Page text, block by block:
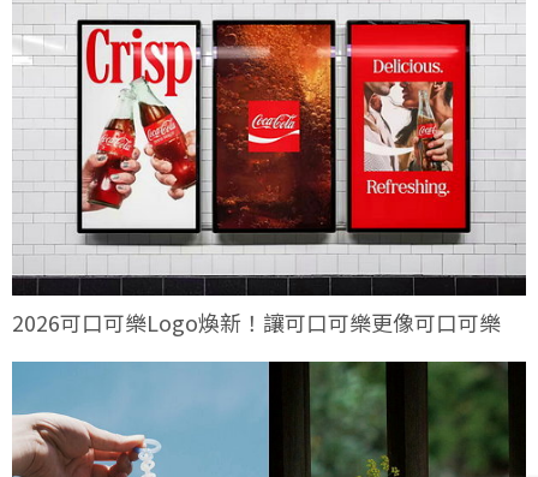
2026可口可樂Logo煥新！讓可口可樂更像可口可樂